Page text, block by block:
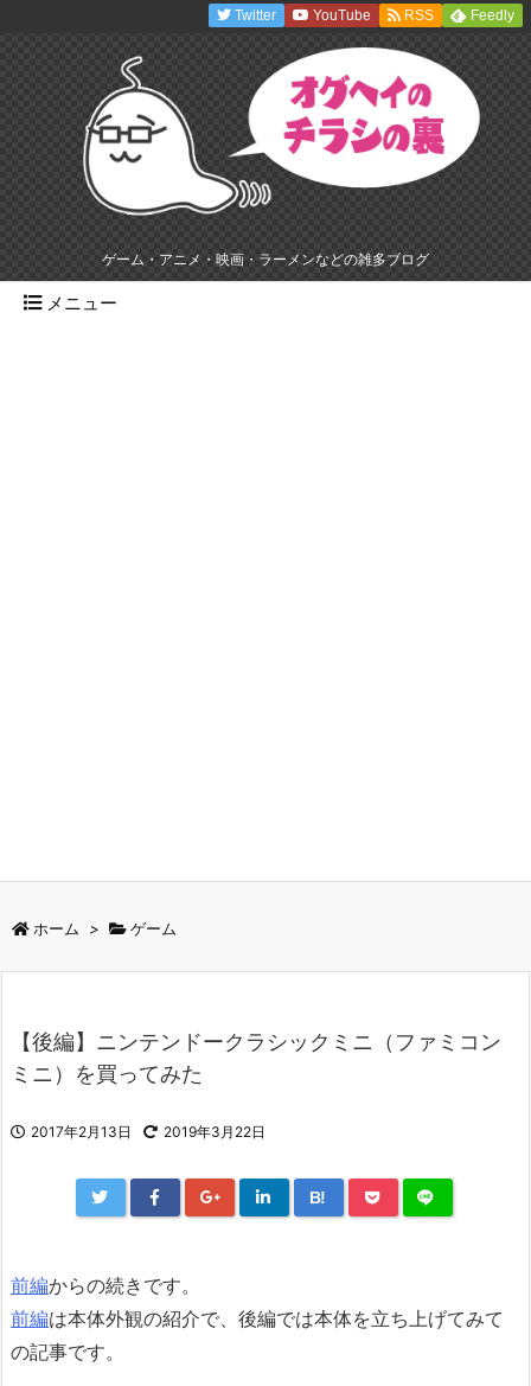
ゲーム・アニメ・映画・ラーメンなどの雑多ブログ
メニュー
Twitter YouTube RSS Feedly
ホーム > ゲーム
【後編】ニンテンドークラシックミニ（ファミコン
ミニ）を買ってみた
2017年2月13日 2019年3月22日
B!
前編からの続きです。
前編は本体外観の紹介で、後編では本体を立ち上げてみて
の記事です。